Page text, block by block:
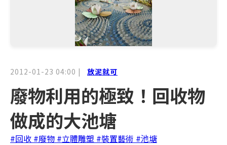
2012-01-23 04:00 | 放泥就可
廢物利用的極致！回收物
做成的大池塘
#回收 #廢物 #立體雕塑 #裝置藝術 #池塘